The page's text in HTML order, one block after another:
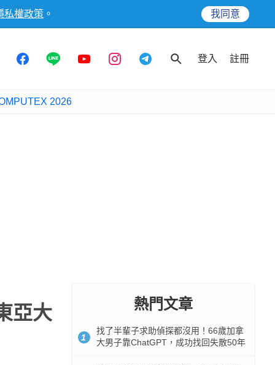
私權政策 。 我同意
登入 註冊
2026
亞大 熱門文章
1
找了半輩子求助偵探都沒用！66歲加拿
大男子靠ChatGPT，成功找回失散50年